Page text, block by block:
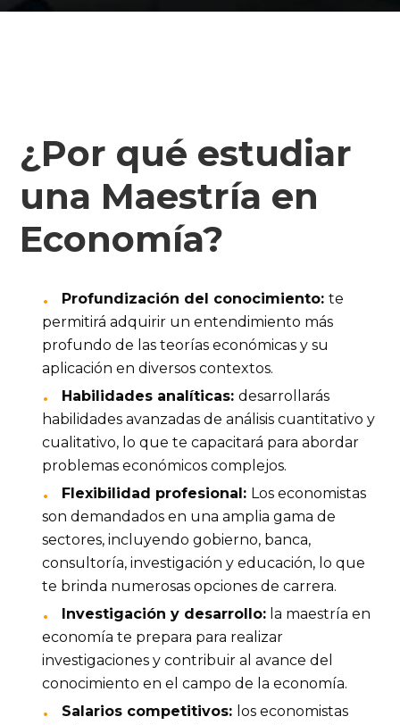
¿Por qué estudiar
una Maestría en
Economía?
Profundización del conocimiento: te
permitirá adquirir un entendimiento más
profundo de las teorías económicas y su
aplicación en diversos contextos.
Habilidades analíticas: desarrollarás
habilidades avanzadas de análisis cuantitativo y
cualitativo, lo que te capacitará para abordar
problemas económicos complejos.
Flexibilidad profesional: Los economistas
son demandados en una amplia gama de
sectores, incluyendo gobierno, banca,
consultoría, investigación y educación, lo que
te brinda numerosas opciones de carrera.
Investigación y desarrollo: la maestría en
economía te prepara para realizar
investigaciones y contribuir al avance del
conocimiento en el campo de la economía.
Salarios competitivos: los economistas